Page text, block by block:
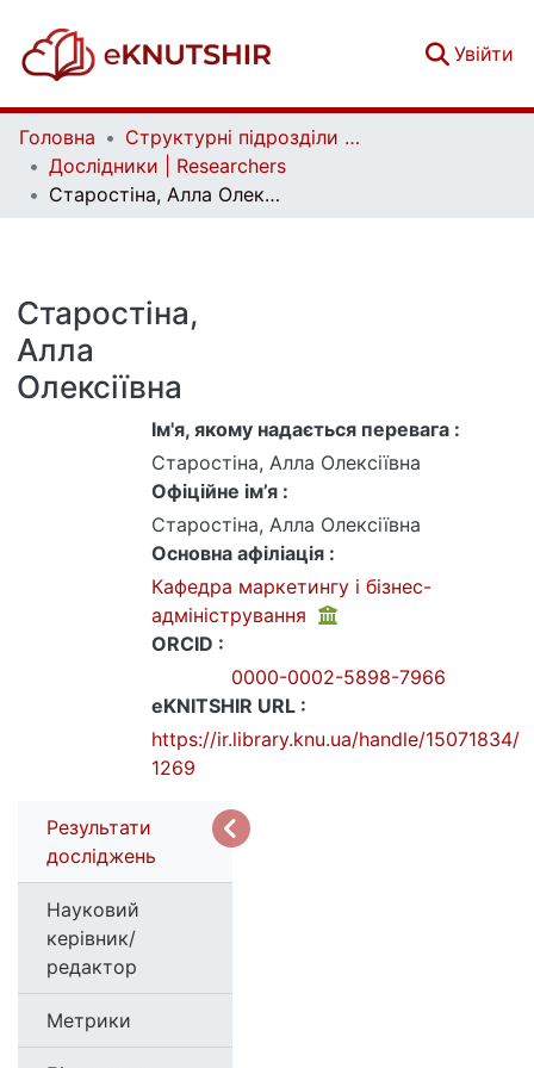
Увійти
Головна
Структурні підрозділи Київського національного університету імені Тараса Шевченка та Організації | Faculties, Institutes and Departments of Taras Shevchenko National University of Kyiv and Organizations
Дослідники | Researchers
Старостіна, Алла Олексіївна
Старостіна,
Алла
Олексіївна
Ім'я, якому надається перевага :
Старостіна, Алла Олексіївна
Офіційне ім’я :
Старостіна, Алла Олексіївна
Основна афіліація :
Кафедра маркетингу і бізнес-
адміністрування
ORCID :
0000-0002-5898-7966
eKNITSHIR URL :
https://ir.library.knu.ua/handle/15071834/
1269
Результати
досліджень
Науковий
керівник/
редактор
Метрики